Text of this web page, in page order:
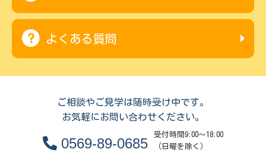
よくある質問
ご相談やご見学は随時受け中です。
お気軽にお問い合わせください。
0569-89-0685
受付時間9:00～18:00
（日曜を除く）